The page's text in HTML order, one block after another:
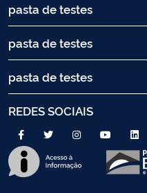
pasta de testes
pasta de testes
pasta de testes
REDES SOCIAIS